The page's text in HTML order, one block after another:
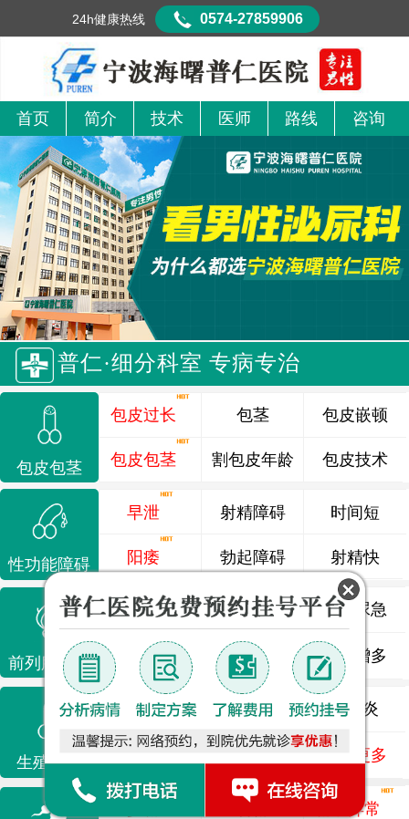
首页 简介 技术 医师 路线 咨询
普仁·细分科室 专病专治
包皮包茎
包皮过长
包皮包茎
包茎
割包皮年龄
包皮嵌顿
包皮技术
性功能障碍
早泄
阳痿
射精障碍
勃起障碍
时间短
射精快
前列腺疾病
前列腺炎 前列腺痛 尿频尿急
前列腺增生 排尿不畅 夜尿增多
生殖感染
龟头炎 睾丸炎 尿道炎
了解更多
弱精 精液异常
24h健康热线 0574-27859906